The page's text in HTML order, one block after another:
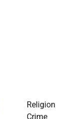
Religion
Crime